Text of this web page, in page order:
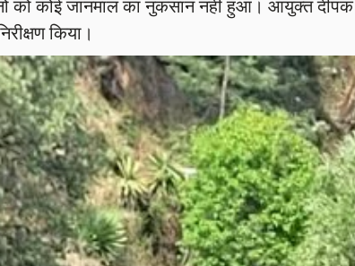
को कोई जानमाल का नुकसान नहीं हुआ। आयुक्त दीपक
किया।